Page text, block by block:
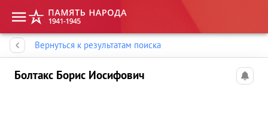
Вернуться к результатам поиска
Болтакс Борис Иосифович
Память народа